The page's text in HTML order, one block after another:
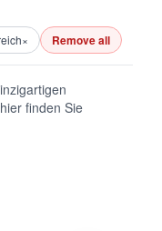
× Remove all
finden Sie